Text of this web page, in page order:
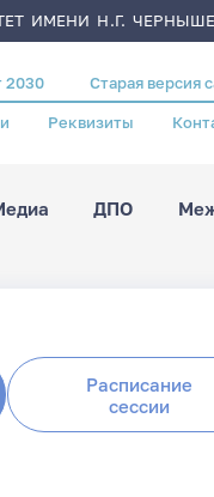
ИМЕНИ Н.Г.
2030 Старая версия
Реквизиты
ДПО
Расписание
сессии